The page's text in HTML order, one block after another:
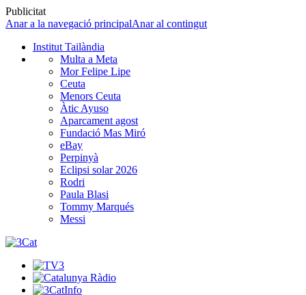
Publicitat
Anar a la navegació principalAnar al contingut
Institut Tailàndia
Multa a Meta
Mor Felipe Lipe
Ceuta
Menors Ceuta
Àtic Ayuso
Aparcament agost
Fundació Mas Miró
eBay
Perpinyà
Eclipsi solar 2026
Rodri
Paula Blasi
Tommy Marqués
Messi